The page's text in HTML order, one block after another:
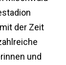
der Zeit
und